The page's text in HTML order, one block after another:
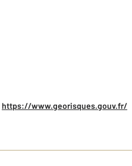
https://www.georisques.gouv.fr/